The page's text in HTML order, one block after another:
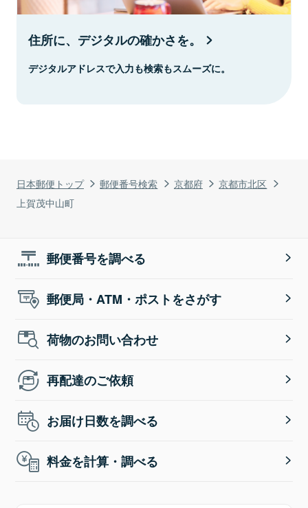
日本郵便トップ 郵便番号検索 京都府
京都市北区
上賀茂中山町
住所に、デジタルの確かさを。
デジタルアドレスで入力も検索もスムーズに。
郵便番号を調べる
郵便局・ATM・ポストをさがす
荷物のお問い合わせ
再配達のご依頼
お届け日数を調べる
料金を計算・調べる